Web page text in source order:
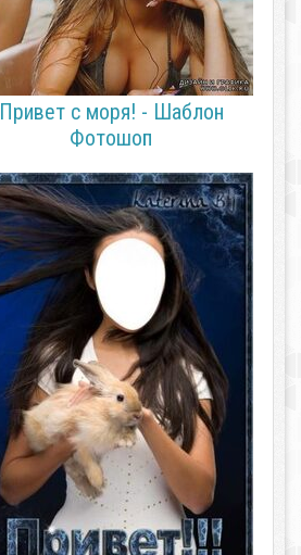
Привет с моря! - Шаблон
Фотошоп